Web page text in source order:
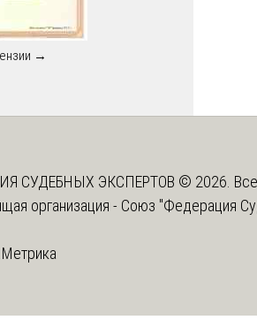
→
СУДЕБНЫХ ЭКСПЕРТОВ © 2026. Все
организация - Союз "Федерация